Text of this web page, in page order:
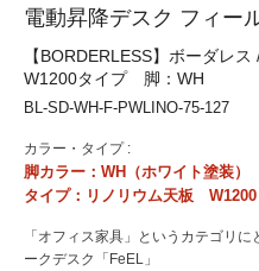
電動昇降デスク フィー
【BORDERLESS】ボーダレ
W1200タイプ 脚：WH
BL-SD-WH-F-PWLINO-75-127
カラー・タイプ :
脚カラー：WH（ホワイト塗装）
タイプ：リノリウム天板 W1200
「オフィス家具」というカテゴリ
ークデスク「FeEL」